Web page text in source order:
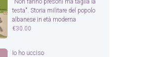
"Non fanno presoni ma taglia la
testa". Storia militare del popolo
albanese in età moderna
€30.00
Io ho ucciso